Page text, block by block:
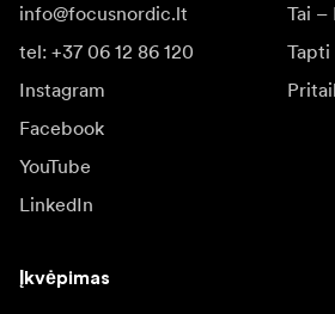
info@focusnordic.lt
tel: +37 06 12 86 120
Instagram
Facebook
YouTube
LinkedIn
Tai –
Tapti
Įkvėpimas